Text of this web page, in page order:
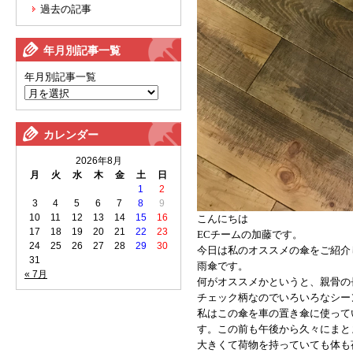
過去の記事
年月別記事一覧
年月別記事一覧
カレンダー
2026年8月
月
火 水 木 金 土 日
« 7月
1
2
3
4 5 6 7 8
9
10
11 12 13 14 15
16
17
18 19 20 21 22
23
24
25 26 27 28 29
30
31
こんにちは
ECチームの加藤です。
今日は私のオススメの傘をご紹
雨傘です。
何がオススメかというと、親骨
チェック柄なのでいろいろなシ
私はこの傘を車の置き傘に使っ
す。この前も午後から久々にま
大きくて荷物を持っていても体